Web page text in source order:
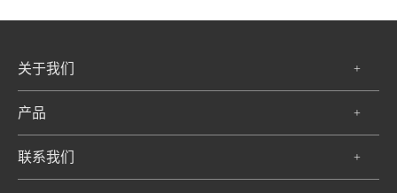
+
关于我们
+
产品
+
联系我们